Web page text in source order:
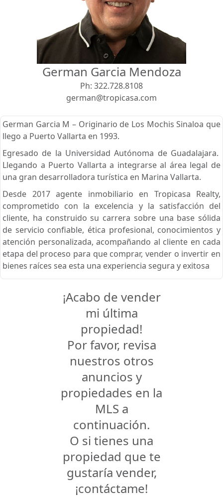
Vista
Pie de Playa Buscar usando:
USD MXN
Menor Precio Primero
German Garcia Mendoza
Ph: 322.728.8108
german@tropicasa.com
German Garcia M – Originario de Los Mochis Sinaloa que
llego a Puerto Vallarta en 1993.
Egresado de la Universidad Autónoma de Guadalajara.
Llegando a Puerto Vallarta a integrarse al área legal de
una gran desarrolladora turística en Marina Vallarta.
Desde 2017 agente inmobiliario en Tropicasa Realty,
comprometido con la excelencia y la satisfacción del
cliente, ha construido su carrera sobre una base sólida
de servicio confiable, ética profesional, conocimientos y
atención personalizada, acompañando al cliente en cada
etapa del proceso para que comprar, vender o invertir en
bienes raíces sea esta una experiencia segura y exitosa
¡Acabo de vender
mi última
propiedad!
Por favor, revisa
nuestros otros
anuncios y
propiedades en la
MLS a
continuación.
O si tienes una
propiedad que te
gustaría vender,
¡contáctame!